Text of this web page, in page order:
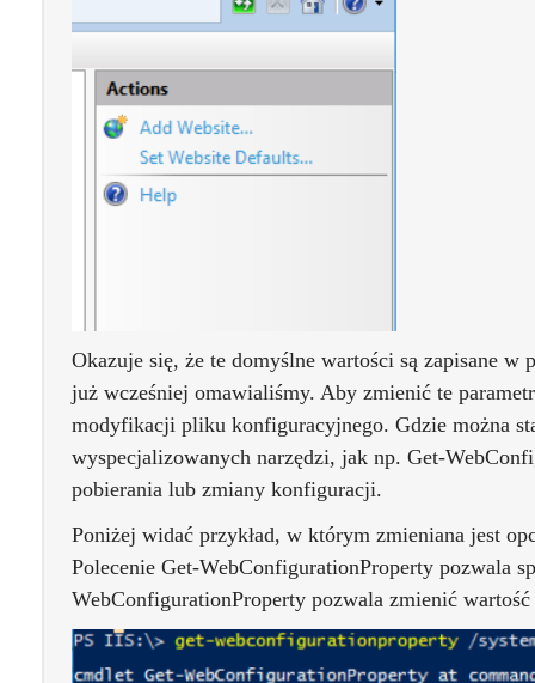
Okazuje się, że te domyślne wartości są zapisane
już wcześniej omawialiśmy. Aby zmienić te
modyfikacji pliku konfiguracyjnego. Gdzie można
wyspecjalizowanych narzędzi, jak np. Get-
pobierania lub zmiany konfiguracji.
Poniżej widać przykład, w którym zmieniana jest
Polecenie Get-WebConfigurationProperty pozwala
WebConfigurationProperty pozwala zmienić wartość